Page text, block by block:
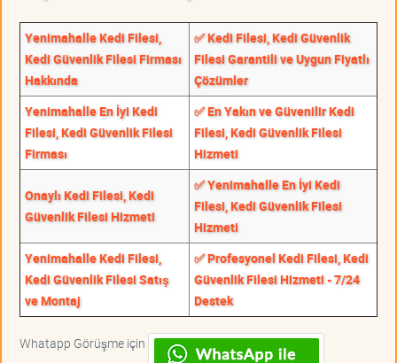
Yenimahalle Kedi Filesi,
Kedi Güvenlik Filesi Firması
Hakkında
✅ Kedi Filesi, Kedi Güvenlik
Filesi Garantili ve Uygun Fiyatlı
Çözümler
Yenimahalle En İyi Kedi
Filesi, Kedi Güvenlik Filesi
Firması
✅ En Yakın ve Güvenilir Kedi
Filesi, Kedi Güvenlik Filesi
Hizmeti
Onaylı Kedi Filesi, Kedi
Güvenlik Filesi Hizmeti
✅ Yenimahalle En İyi Kedi
Filesi, Kedi Güvenlik Filesi
Hizmeti
Yenimahalle Kedi Filesi,
Kedi Güvenlik Filesi Satış
ve Montaj
✅ Profesyonel Kedi Filesi, Kedi
Güvenlik Filesi Hizmeti - 7/24
Destek
Whatapp Görüşme için